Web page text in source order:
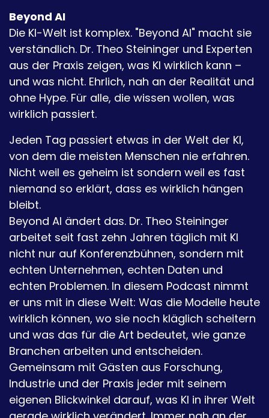
Beyond AI
Die KI-Welt ist komplex. "Beyond AI" macht sie
verständlich. Dr. Theo Steininger und Experten
aus der Praxis zeigen, was KI wirklich kann –
und was nicht. Ehrlich, nah an der Realität und
ohne Hype. Für alle, die wissen wollen, was
wirklich passiert.
Jeden Tag passiert etwas in der Welt der KI,
von dem die meisten Menschen nie erfahren.
Nicht weil es geheim ist sondern weil es fast
niemand so erklärt, dass es wirklich hängen
bleibt.
Beyond AI ändert das. Dr. Theo Steininger
arbeitet seit fast zehn Jahren täglich mit KI
nicht nur auf Konferenzbühnen, sondern mit
echten Unternehmen, echten Daten und
echten Problemen. In diesem Podcast nimmt
er uns mit in diese Welt: Was die Modelle heute
wirklich können, wo sie noch kläglich scheitern
und was das für die Art bedeutet, wie ganze
Branchen arbeiten und entscheiden.
Gemeinsam mit Gästen aus Forschung,
Industrie und der Praxis jeder mit seinem
eigenen Blickwinkel darauf, was KI in ihrer Welt